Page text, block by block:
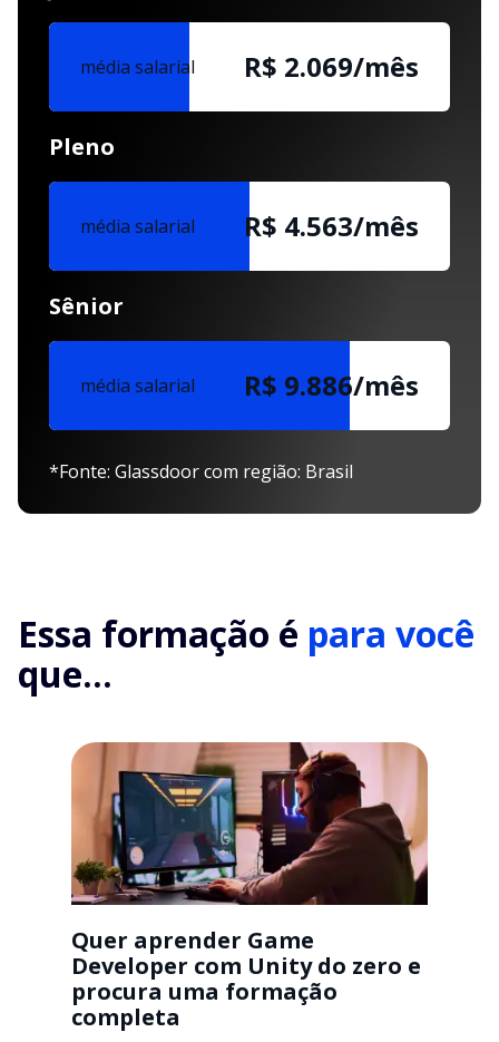
média salarial R$ 2.069/mês
Pleno
média salarial R$ 4.563/mês
Sênior
média salarial R$ 9.886/mês
*Fonte: Glassdoor com região: Brasil
Essa formação é para você
que...
Quer aprender Game
Developer com Unity do zero e
procura uma formação
completa